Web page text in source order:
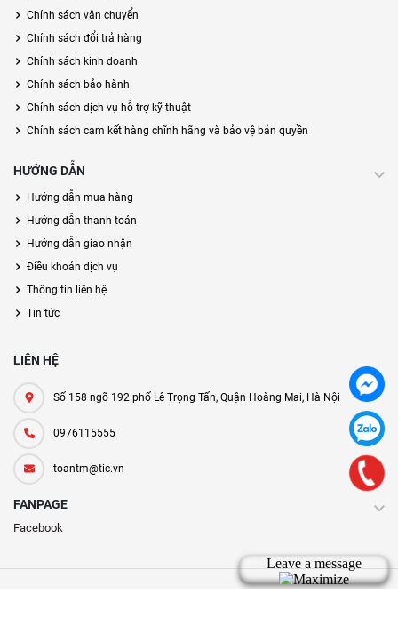
Chính sách vận chuyển
Chính sách đổi trả hàng
Chính sách kinh doanh
Chính sách bảo hành
Chính sách dịch vụ hỗ trợ kỹ thuật
Chính sách cam kết hàng chĩnh hãng và bảo vệ bản quyền
HƯỚNG DẪN
Hướng dẫn mua hàng
Hướng dẫn thanh toán
Hướng dẫn giao nhận
Điều khoản dịch vụ
Thông tin liên hệ
Tin tức
LIÊN HỆ
Số 158 ngõ 192 phố Lê Trọng Tấn, Quận Hoàng Mai, Hà Nội
0976115555
toantm@tic.vn
FANPAGE
Facebook